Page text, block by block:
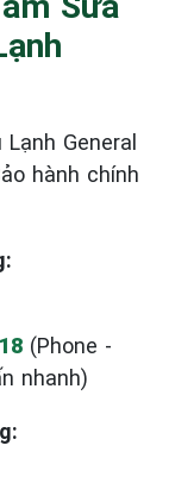
General
hành chính
(Phone -
nhanh)